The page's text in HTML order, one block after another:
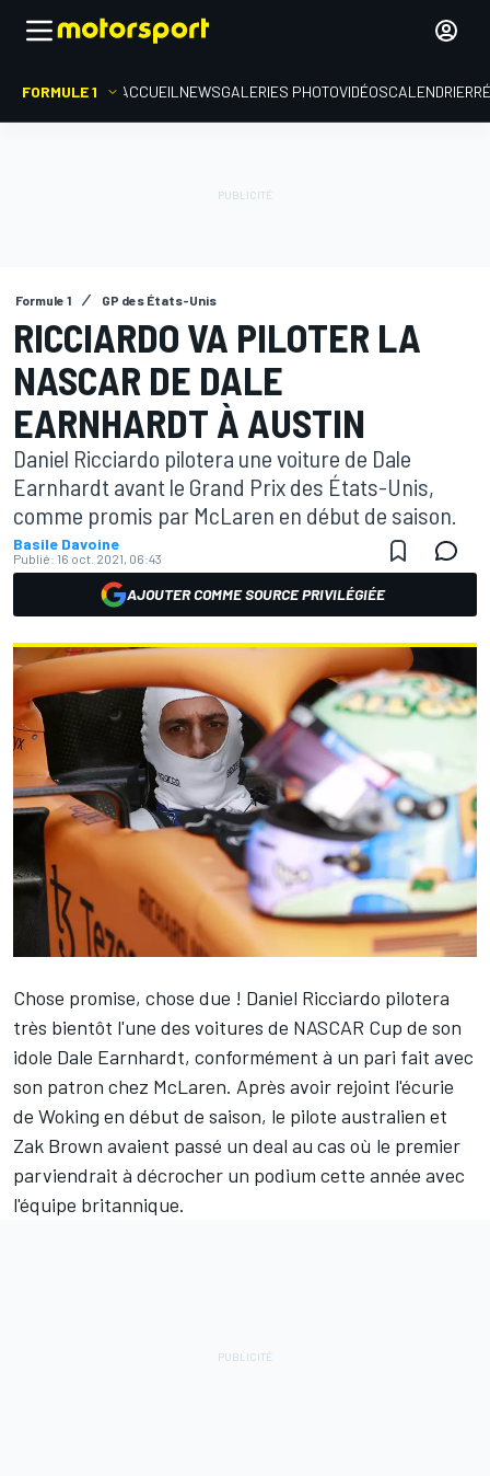
FORMULE 1 ACCUEIL NEWSGALERIES PHOTOVIDÉOSCALENDRIER
Formule 1 GP des États-Unis
RICCIARDO VA PILOTER LA
NASCAR DE DALE
EARNHARDT À AUSTIN
Daniel Ricciardo pilotera une voiture de Dale
Earnhardt avant le Grand Prix des États-Unis,
comme promis par McLaren en début de saison.
Basile Davoine
Publié: 16 oct. 2021, 06:43
AJOUTER COMME SOURCE PRIVILÉGIÉE
Chose promise, chose due ! Daniel Ricciardo pilotera
très bientôt l'une des voitures de NASCAR Cup de son
idole Dale Earnhardt, conformément à un pari fait avec
son patron chez McLaren. Après avoir rejoint l'écurie
de Woking en début de saison, le pilote australien et
Zak Brown avaient passé un deal au cas où le premier
parviendrait à décrocher un podium cette année avec
l'équipe britannique.